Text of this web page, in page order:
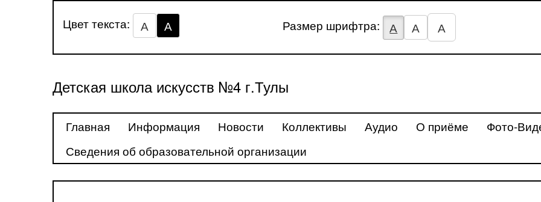
Цвет текста: А А Размер шрифтра: А А А
Детская школа искусств №4 г.Тулы
Главная Информация Новости Коллективы Аудио О приёме
Фото-
Сведения об образовательной организации